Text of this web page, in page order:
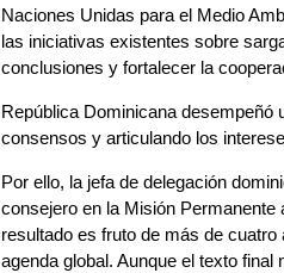
Naciones Unidas para el Medio
las iniciativas existentes sobre
conclusiones y fortalecer la
República Dominicana desempeñó
consensos y articulando los
Por ello, la jefa de delegación
consejero en la Misión Permanente
resultado es fruto de más de
agenda global. Aunque el texto